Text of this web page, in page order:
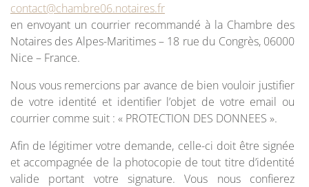
contact@chambre06.notaires.fr
en envoyant un courrier recommandé à la Chambre des
Notaires des Alpes-Maritimes – 18 rue du Congrès, 06000
Nice – France.
Nous vous remercions par avance de bien vouloir justifier
de votre identité et identifier l’objet de votre email ou
courrier comme suit : « PROTECTION DES DONNEES ».
Afin de légitimer votre demande, celle-ci doit être signée
et accompagnée de la photocopie de tout titre d’identité
valide portant votre signature. Vous nous confierez